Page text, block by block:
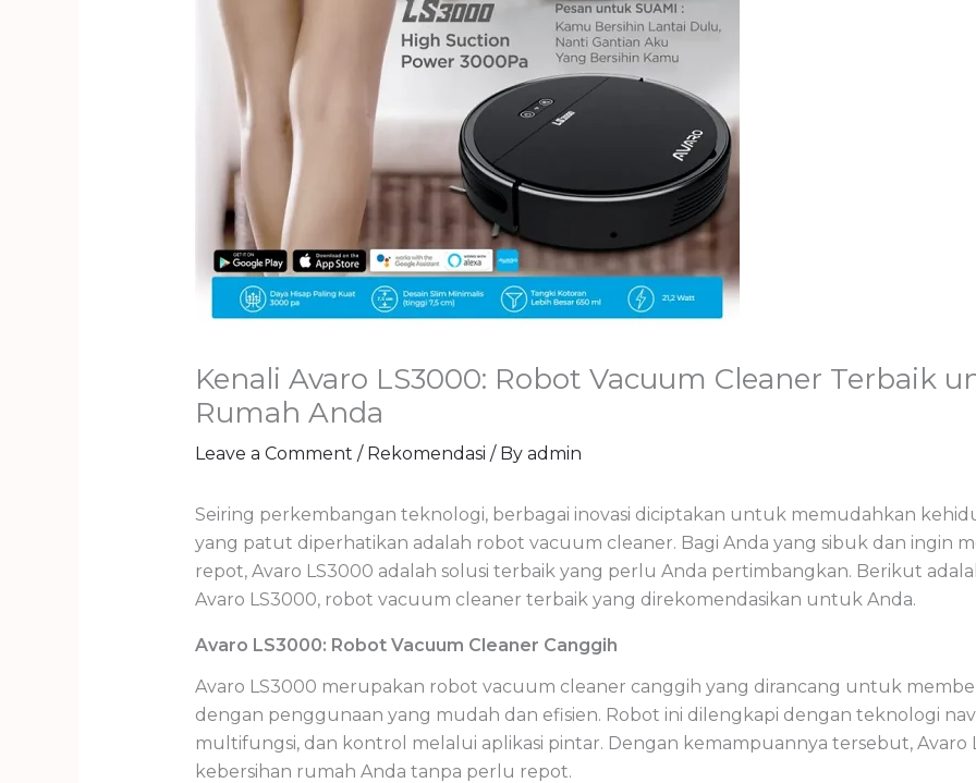
Kenali Avaro LS3000: Robot Vacuum Cleaner Terbaik
Rumah Anda
Leave a Comment / Rekomendasi / By admin
Seiring perkembangan teknologi, berbagai inovasi diciptakan untuk memudahkan
yang patut diperhatikan adalah robot vacuum cleaner. Bagi Anda yang sibuk dan ingin
repot, Avaro LS3000 adalah solusi terbaik yang perlu Anda pertimbangkan. Berikut
Avaro LS3000, robot vacuum cleaner terbaik yang direkomendasikan untuk Anda.
Avaro LS3000: Robot Vacuum Cleaner Canggih
Avaro LS3000 merupakan robot vacuum cleaner canggih yang dirancang untuk
dengan penggunaan yang mudah dan efisien. Robot ini dilengkapi dengan teknologi
multifungsi, dan kontrol melalui aplikasi pintar. Dengan kemampuannya tersebut, Avaro
kebersihan rumah Anda tanpa perlu repot.